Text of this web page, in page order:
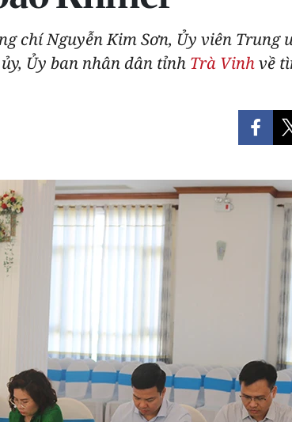
chí Nguyễn Kim Sơn, Ủy viên
Ủy ban nhân dân tỉnh Trà Vinhvề